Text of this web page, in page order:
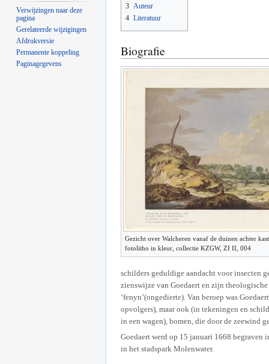
3 Auteur
4 Literatuur
Biografie
Gezicht over Walcheren vanaf de duinen achter
fotolitho in kleur, collectie KZGW, ZI II, 004
schilders geduldige aandacht voor insecten
zienswijze van Goedaert en zijn
‘fenyn’(ongedierte). Van beroep was
opvolgers), maar ook (in tekeningen en
in een wagen), bomen, die door de zeewind
Goedaert werd op 15 januari 1668
in het stadspark Molenwater.
Verwijzingen naar deze
pagina
Gerelateerde wijzigingen
Afdrukversie
Permanente koppeling
Paginagegevens